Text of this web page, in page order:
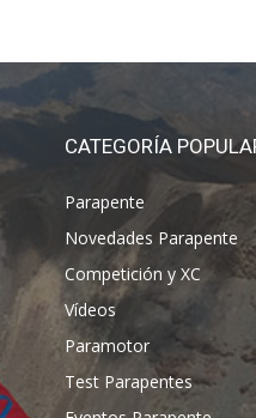
CATEGORÍA
Parapente
Novedades Parapente
Competición y XC
Vídeos
Paramotor
Test Parapentes